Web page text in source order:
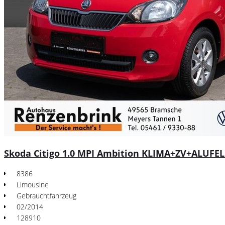
Skoda Citigo 1.0 MPI Ambition
8386
Limousine
Gebrauchtfahrzeug
02/2014
128910